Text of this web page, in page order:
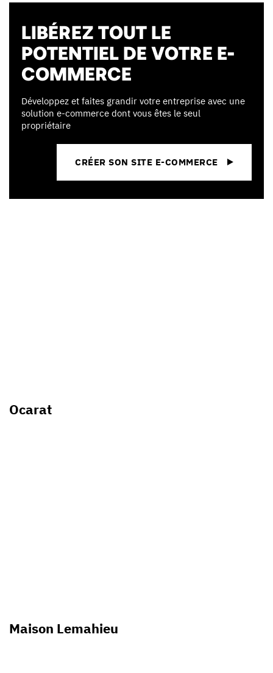
LIBÉREZ TOUT LE
POTENTIEL DE VOTRE E-
COMMERCE
Développez et faites grandir votre entreprise avec une
solution e-commerce dont vous êtes le seul
propriétaire
CRÉER SON SITE E-COMMERCE
Ocarat
Maison Lemahieu